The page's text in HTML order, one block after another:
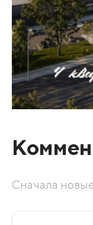
Сначала